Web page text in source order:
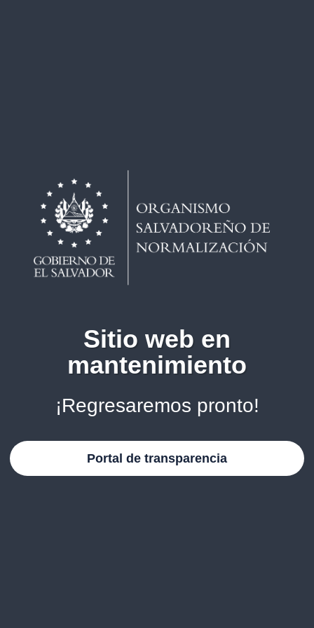
Sitio web en
mantenimiento
¡Regresaremos pronto!
Portal de transparencia